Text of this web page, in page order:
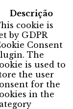
Descrição
cookie is
by GDPR
Consent
The
is used to
the user
for the
in the